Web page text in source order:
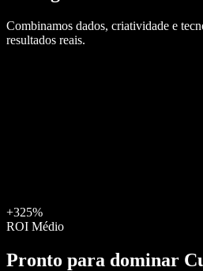
Combinamos dados, criatividade e
resultados reais.
+325%
ROI Médio
Pronto para dominar